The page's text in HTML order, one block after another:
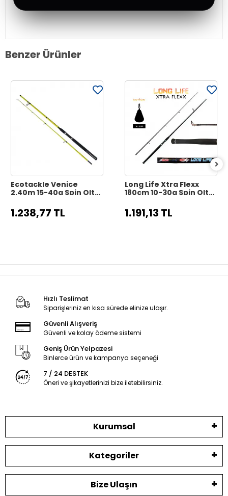
Benzer Ürünler
Ecotackle Venice
2.40m 15-40g Spin Olta
1.238,77 TL
Long Life Xtra Flexx
180cm 10-30g Spin Olta
1.191,13 TL
Hızlı Teslimat
Siparişleriniz en kısa sürede elinize ulaşır.
Güvenli Alışveriş
Güvenli ve kolay ödeme sistemi
Geniş Ürün Yelpazesi
Binlerce ürün ve kampanya seçeneği
7 / 24 DESTEK
Öneri ve şikayetlerinizi bize iletebilirsiniz.
Kurumsal
Kategoriler
Bize Ulaşın